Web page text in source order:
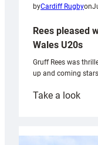
byCardiff Rugbyon
Rees pleased
Wales U20s
Gruff Rees was
up and coming
Take a look:
with